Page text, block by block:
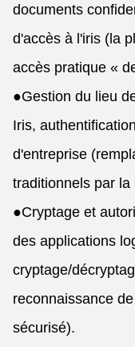
documents
d'accès à l'iris (la
accès pratique «
●Gestion du lieu
Iris,
d'entreprise
traditionnels par la
●Cryptage et
des applications
cryptage/
reconnaissance
sécurisé).